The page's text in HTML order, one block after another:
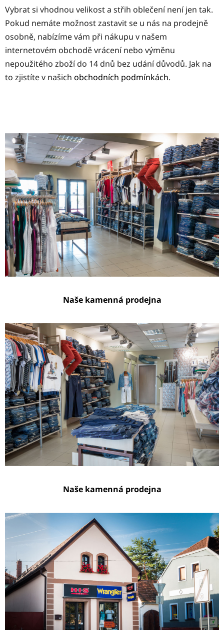
Vybrat si vhodnou velikost a střih oblečení není jen tak.
Pokud nemáte možnost zastavit se u nás na prodejně
osobně, nabízíme vám při nákupu v našem
internetovém obchodě vrácení nebo výměnu
nepoužitého zboží do 14 dnů bez udání důvodů. Jak na
to zjistíte v našich obchodních podmínkách.
Naše kamenná prodejna
Naše kamenná prodejna